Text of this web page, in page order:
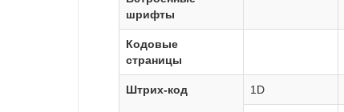
шрифты
Кодовые
страницы
Штрих-код 1D